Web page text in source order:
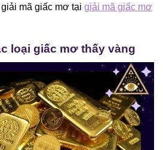
mã giấc mơ tại giải mã giấc mơ
loại giấc mơ thấy vàng